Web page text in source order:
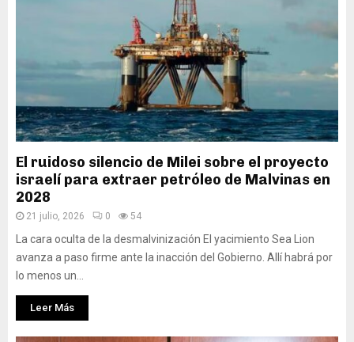
El ruidoso silencio de Milei sobre el proyecto
israelí para extraer petróleo de Malvinas en
2028
21 julio, 2026 0 54
La cara oculta de la desmalvinización El yacimiento Sea Lion
avanza a paso firme ante la inacción del Gobierno. Allí habrá por
lo menos un...
Leer Más